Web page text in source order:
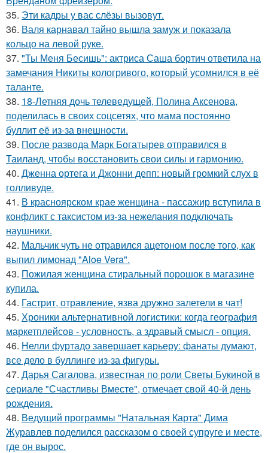
35. Эти кадры у вас слёзы вызовут.
36. Валя карнавал тайно вышла замуж и показала
кольцо на левой руке.
37. "Ты Меня Бесишь": актриса Саша бортич ответила на
замечания Никиты кологривого, который усомнился в её
таланте.
38. 18-Летняя дочь телеведущей, Полина Аксенова,
поделилась в своих соцсетях, что мама постоянно
буллит её из-за внешности.
39. После развода Марк Богатырев отправился в
Таиланд, чтобы восстановить свои силы и гармонию.
40. Дженна ортега и Джонни депп: новый громкий слух в
голливуде.
41. В красноярском крае женщина - пассажир вступила в
конфликт с таксистом из-за нежелания подключать
наушники.
42. Мальчик чуть не отравился ацетоном после того, как
выпил лимонад "Aloe Vera".
43. Пожилая женщина стиральный порошок в магазине
купила.
44. Гастрит, отравление, язва дружно залетели в чат!
45. Хроники альтернативной логистики: когда география
маркетплейсов - условность, а здравый смысл - опция.
46. Нелли фуртадо завершает карьеру: фанаты думают,
все дело в буллинге из-за фигуры.
47. Дарья Сагалова, известная по роли Светы Букиной в
сериале "Счастливы Вместе", отмечает свой 40-й день
рождения.
48. Ведущий программы "Натальная Карта" Дима
Журавлев поделился рассказом о своей супруге и месте,
где он вырос.